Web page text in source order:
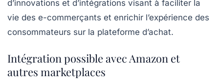
d’innovations et d’intégrations visant à faciliter la
vie des e-commerçants et enrichir l’expérience des
consommateurs sur la plateforme d’achat.
Intégration possible avec Amazon et
autres marketplaces